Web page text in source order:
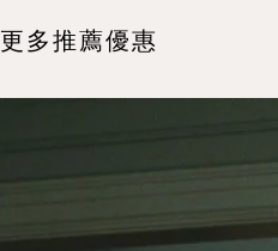
更多推薦優惠